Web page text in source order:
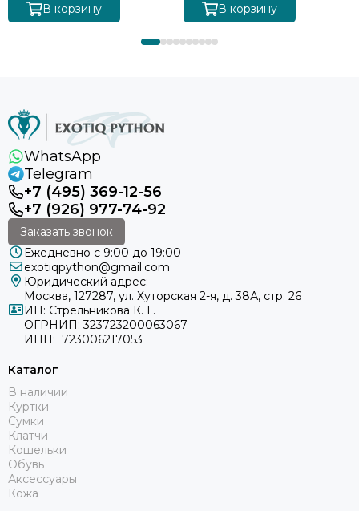
В корзину В корзину
WhatsApp
Telegram
+7 (495) 369-12-56
+7 (926) 977-74-92
Заказать звонок
Ежедневно с 9:00 до 19:00
exotiqpython@gmail.com
Юридический адрес:
Москва, 127287, ул. Хуторская 2-я, д. 38А, стр. 26
ИП: Стрельникова К. Г.
ОГРНИП: 323723200063067
ИНН: 723006217053
Каталог
В наличии
Куртки
Сумки
Клатчи
Кошельки
Обувь
Аксессуары
Кожа